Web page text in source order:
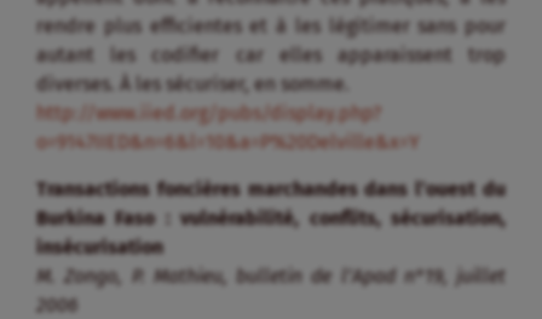
rendre plus efficientes et à les légitimer sans pour
autant les codifier car elles apparaissent trop
diverses. À les sécuriser, en somme.
http://www.iied.org/pubs/display.php?
o=9147IIED&n=6&l=10&a=P%20Delville&x=Y
Transactions foncières marchandes dans l’ouest du
Burkina Faso : vulnérabilité, conflits, sécurisation,
insécurisation
M. Zongo, P. Mathieu, bulletin de l’Apad n°19, juillet
2006